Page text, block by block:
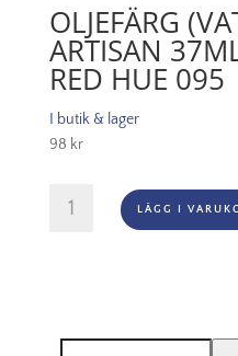
OLJEFÄRG
ARTISAN
RED HUE 095
I butik & lager
98 kr
(vattenlöslig)
red
LÄGG I